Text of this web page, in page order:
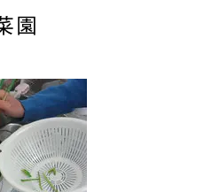
園